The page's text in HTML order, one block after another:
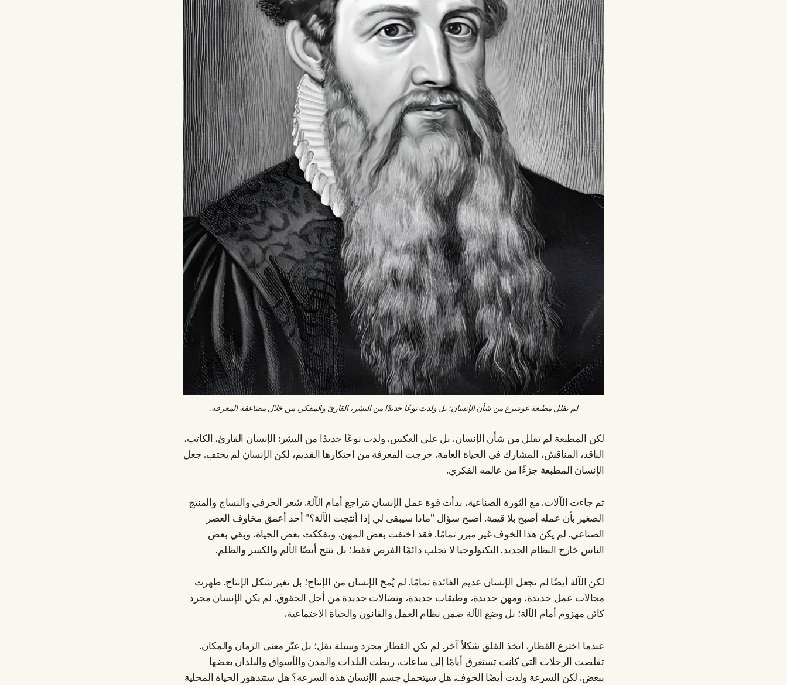
لم تقلل مطبعة غوتنبرغ من شأن الإنسان؛ بل ولدت نوعًا جديدًا من البشر، القارئ والمفكر، من خلال مضاعفة المعرفة.
لكن المطبعة لم تقلل من شأن الإنسان. بل على العكس، ولدت نوعًا جديدًا من البشر: الإنسان القارئ، الكاتب،
الناقد، المناقش، المشارك في الحياة العامة. خرجت المعرفة من احتكارها القديم، لكن الإنسان لم يختفِ. جعل
الإنسان المطبعة جزءًا من عالمه الفكري.
ثم جاءت الآلات. مع الثورة الصناعية، بدأت قوة عمل الإنسان تتراجع أمام الآلة. شعر الحرفي والنساج والمنتج
الصغير بأن عمله أصبح بلا قيمة. أصبح سؤال "ماذا سيبقى لي إذا أنتجت الآلة؟" أحد أعمق مخاوف العصر
الصناعي. لم يكن هذا الخوف غير مبرر تمامًا. فقد اختفت بعض المهن، وتفككت بعض الحياة، وبقي بعض
الناس خارج النظام الجديد. التكنولوجيا لا تجلب دائمًا الفرص فقط؛ بل تنتج أيضًا الألم والكسر والظلم.
لكن الآلة أيضًا لم تجعل الإنسان عديم الفائدة تمامًا. لم يُمحَ الإنسان من الإنتاج؛ بل تغير شكل الإنتاج. ظهرت
مجالات عمل جديدة، ومهن جديدة، وطبقات جديدة، ونضالات جديدة من أجل الحقوق. لم يكن الإنسان مجرد
كائن مهزوم أمام الآلة؛ بل وضع الآلة ضمن نظام العمل والقانون والحياة الاجتماعية.
عندما اخترع القطار، اتخذ القلق شكلاً آخر. لم يكن القطار مجرد وسيلة نقل؛ بل غيّر معنى الزمان والمكان.
تقلصت الرحلات التي كانت تستغرق أيامًا إلى ساعات. ربطت البلدات والمدن والأسواق والبلدان بعضها
ببعض. لكن السرعة ولدت أيضًا الخوف. هل سيتحمل جسم الإنسان هذه السرعة؟ هل ستتدهور الحياة المحلية